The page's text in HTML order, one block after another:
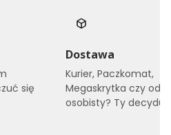
się
Dostawa
Kurier, Paczkomat,
Megaskrytka czy
osobisty? Ty